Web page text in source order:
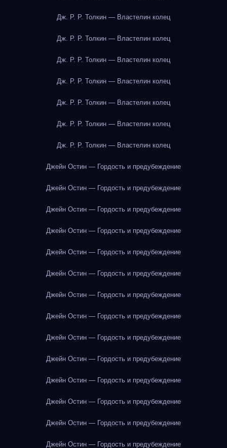
Дж. Р. Р. Толкин — Властелин колец
Дж. Р. Р. Толкин — Властелин колец
Дж. Р. Р. Толкин — Властелин колец
Дж. Р. Р. Толкин — Властелин колец
Дж. Р. Р. Толкин — Властелин колец
Дж. Р. Р. Толкин — Властелин колец
Дж. Р. Р. Толкин — Властелин колец
Джейн Остин — Гордость и предубеждение
Джейн Остин — Гордость и предубеждение
Джейн Остин — Гордость и предубеждение
Джейн Остин — Гордость и предубеждение
Джейн Остин — Гордость и предубеждение
Джейн Остин — Гордость и предубеждение
Джейн Остин — Гордость и предубеждение
Джейн Остин — Гордость и предубеждение
Джейн Остин — Гордость и предубеждение
Джейн Остин — Гордость и предубеждение
Джейн Остин — Гордость и предубеждение
Джейн Остин — Гордость и предубеждение
Джейн Остин — Гордость и предубеждение
Джейн Остин — Гордость и предубеждение